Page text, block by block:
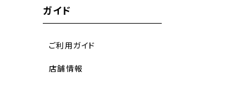
ガイド
ご利用ガイド
店舗情報